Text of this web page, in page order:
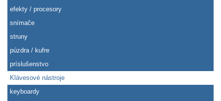
efekty / procesory
snímače
struny
púzdra / kufre
príslušenstvo
Klávesové nástroje
keyboardy